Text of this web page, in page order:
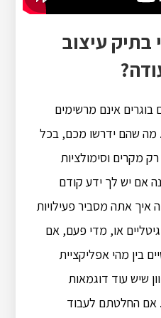
עיצוב
בוגרים אינם מרשימים
מה שהם ידרשו מכם, בכל
מקרים וסימולציות
אם יש לך ידע קודם
איך אתה מסביר פעילויות
או, מדי פעם, אם
בין מהי אפליקציית
שיש עוד דוגמאות
אם החלטתם לעבוד